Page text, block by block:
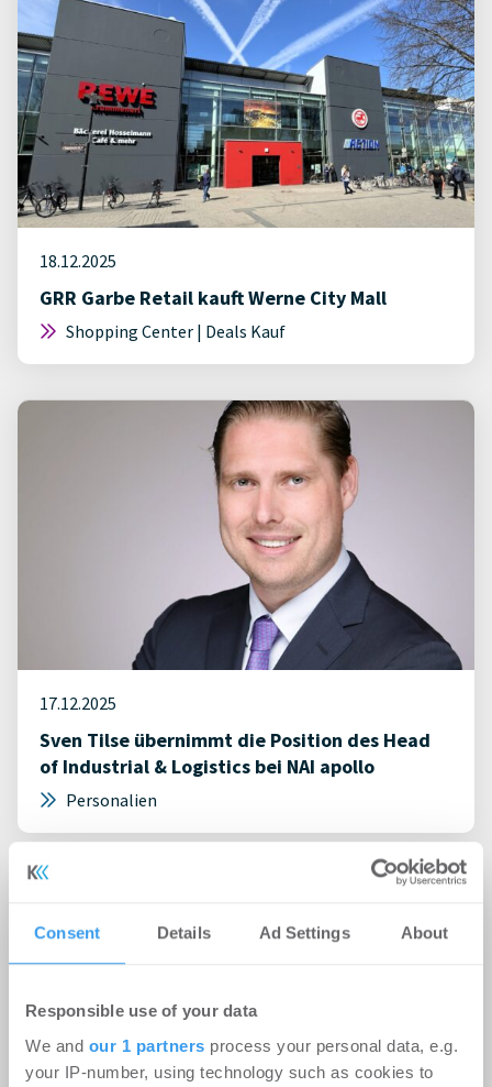
Consent Details Ad Settings About
Responsible use of your data
We and our 1 partners process your personal data, e.g.
your IP-number, using technology such as cookies to
18.12.2025
GRR Garbe Retail kauft Werne City Mall
Shopping Center | Deals Kauf
17.12.2025
Sven Tilse übernimmt die Position des Head
of Industrial & Logistics bei NAI apollo
Personalien